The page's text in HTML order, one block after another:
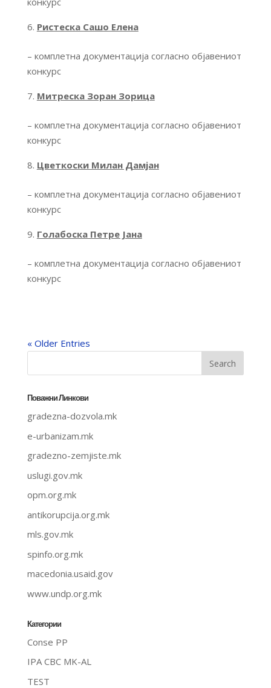
Ристеска Сашо Елена
– комплетна документација согласно објавениот
конкурс
Митреска Зоран Зорица
– комплетна документација согласно објавениот
конкурс
Цветкоски Милан Дамјан
– комплетна документација согласно објавениот
конкурс
Голабоска Петре Јана
– комплетна документација согласно објавениот
конкурс
« Older Entries
Поважни Линкови
gradezna-dozvola.mk
e-urbanizam.mk
gradezno-zemjiste.mk
uslugi.gov.mk
opm.org.mk
antikorupcija.org.mk
mls.gov.mk
spinfo.org.mk
macedonia.usaid.gov
www.undp.org.mk
Категории
Conse PP
IPA CBC MK-AL
TEST